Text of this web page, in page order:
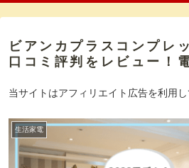
ビアンカプラスコンプレ
口コミ評判をレビュー！
当サイトはアフィリエイト広告を利用し
生活家電